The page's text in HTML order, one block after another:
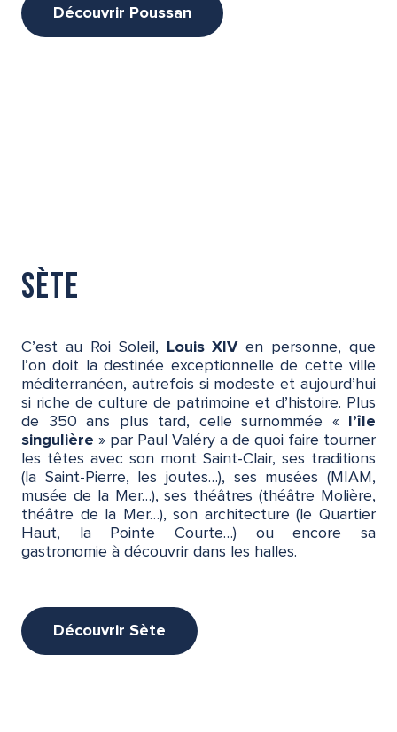
Découvrir Poussan
Sète
C’est au Roi Soleil, Louis XIVen personne, que
l’on doit la destinée exceptionnelle de cette ville
méditerranéen, autrefois si modeste et aujourd’hui
si riche de culture de patrimoine et d’histoire. Plus
de 350 ans plus tard, celle surnommée «
l’île
singulière » par Paul Valéry a de quoi faire tourner
les têtes avec son mont Saint-Clair, ses traditions
(la Saint-Pierre, les joutes…), ses musées (MIAM,
musée de la Mer…), ses théâtres (théâtre Molière,
théâtre de la Mer…), son architecture (le Quartier
Haut, la Pointe Courte…) ou encore sa
gastronomie à découvrir dans les halles.
Découvrir Sète